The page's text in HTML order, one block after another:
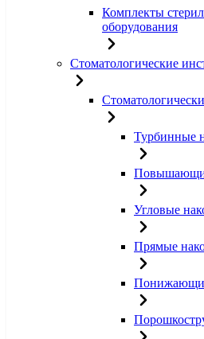
Комплекты
оборудования
Стоматологические
Турбинные
Угловые
Прямые